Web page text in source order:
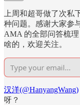
上周和超哥做了次
种问题。感谢大家参
AMA 的全部问答梳
啥的，欢迎关注。
汉洋(@HanyangWang)
呀？